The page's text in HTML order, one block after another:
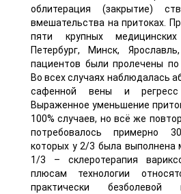
облитерация (закрытие)
вмешательства на притоках.
пяти крупных
Петербург, Минск,
пациентов были пролечены по
Во всех случаях наблюдалась
сафенной вены и
Выраженное уменьшение
100% случаев, но всё же
потребовалось примерно
которых у 2/3 была выполнена
1/3 – склеротерапия
плюсам технологии
практически безболевой